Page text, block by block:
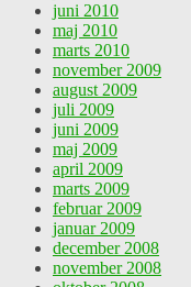
juni 2010
maj 2010
marts 2010
november 2009
august 2009
juli 2009
juni 2009
maj 2009
april 2009
marts 2009
februar 2009
januar 2009
december 2008
november 2008